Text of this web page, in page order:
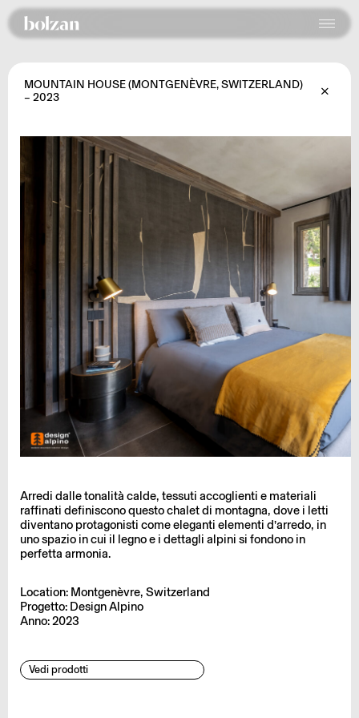
MOUNTAIN HOUSE (MONTGENÈVRE, SWITZERLAND)
– 2023
Arredi dalle tonalità calde, tessuti accoglienti e materiali
raffinati definiscono questo chalet di montagna, dove i letti
diventano protagonisti come eleganti elementi d’arredo, in
uno spazio in cui il legno e i dettagli alpini si fondono in
perfetta armonia.
Location: Montgenèvre, Switzerland
Progetto: Design Alpino
Anno: 2023
Vedi prodotti